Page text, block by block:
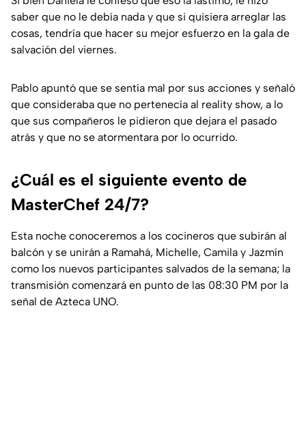
saber que no le debía nada y que si quisiera arreglar las
cosas, tendría que hacer su mejor esfuerzo en la gala de
salvación del viernes.
Pablo apuntó que se sentía mal por sus acciones y señaló
que consideraba que no pertenecía al reality show, a lo
que sus compañeros le pidieron que dejara el pasado
atrás y que no se atormentara por lo ocurrido.
¿Cuál es el siguiente evento de
MasterChef 24/7?
Esta noche conoceremos a los cocineros que subirán al
balcón y se unirán a Ramahá, Michelle, Camila y Jazmín
como los nuevos participantes salvados de la semana; la
transmisión comenzará en punto de las 08:30 PM por la
señal de Azteca UNO.